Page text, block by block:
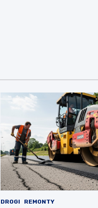
DROGI REMONTY